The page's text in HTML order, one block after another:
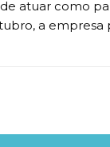
atuar como
a